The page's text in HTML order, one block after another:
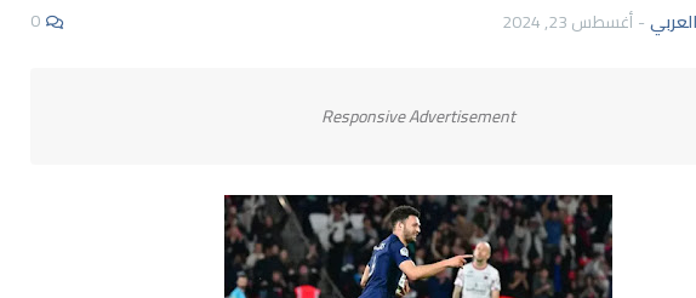
-أغسطس 23, 2024 0
Responsive Advertisement